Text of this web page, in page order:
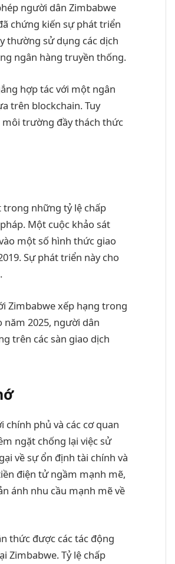
người dân Zimbabwe
chứng kiến sự phát triển
thường sử dụng các dịch
ngân hàng truyền thống.
hợp tác với một ngân
trên blockchain. Tuy
môi trường đầy thách thức
trong những tỷ lệ chấp
Một cuộc khảo sát
một số hình thức giao
Sự phát triển này cho
Zimbabwe xếp hạng trong
năm 2025, người dân
trên các sàn giao dịch
chính phủ và các cơ quan
ngặt chống lại việc sử
về sự ổn định tài chính và
điện tử ngầm mạnh mẽ,
ánh nhu cầu mạnh mẽ về
thức được các tác động
Zimbabwe. Tỷ lệ chấp